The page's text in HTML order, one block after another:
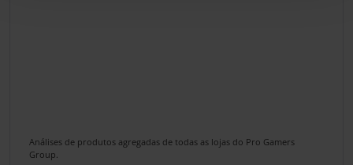
Análises de produtos agregadas de todas as lojas do Pro Gamers
Group.